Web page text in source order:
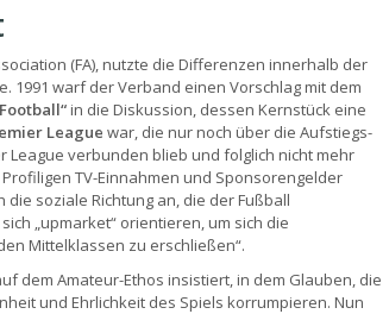
(FA), nutzte die Differenzen innerhalb der
1991 warf der Verband einen Vorschlag mit dem
in die Diskussion, dessen Kernstück eine
League war, die nur noch über die Aufstiegs-
League verbunden blieb und folglich nicht mehr
TV-Einnahmen und Sponsorengelder
soziale Richtung an, die der Fußball
„upmarket“ orientieren, um sich die
Mittelklassen zu erschließen“.
dem Amateur-Ethos insistiert, in dem Glauben, die
und Ehrlichkeit des Spiels korrumpieren. Nun